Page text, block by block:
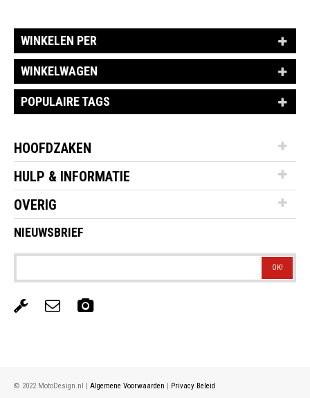
WINKELEN PER
WINKELWAGEN
POPULAIRE TAGS
HOOFDZAKEN
HULP & INFORMATIE
OVERIG
NIEUWSBRIEF
OK!
© 2022 MotoDesign.nl | Algemene Voorwaarden | Privacy Beleid